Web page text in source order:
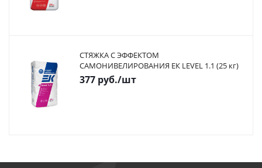
СТЯЖКА С ЭФФЕКТОМ
САМОНИВЕЛИРОВАНИЯ ЕК LEVEL 1.1 (25 кг)
377 руб./шт